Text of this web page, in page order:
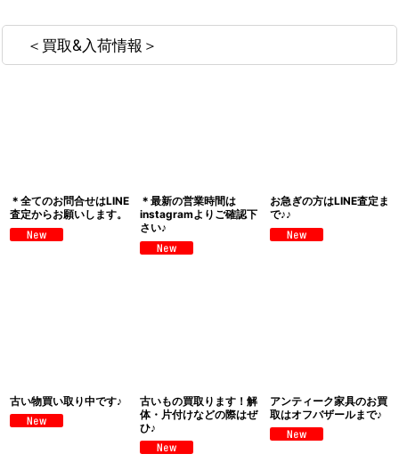
＜買取&入荷情報＞
＊全てのお問合せはLINE
査定からお願いします。
＊最新の営業時間は
instagramよりご確認下
さい♪
お急ぎの方はLINE査定ま
で♪♪
古い物買い取り中です♪
古いもの買取ります！解
体・片付けなどの際はぜ
ひ♪
アンティーク家具のお買
取はオフバザールまで♪